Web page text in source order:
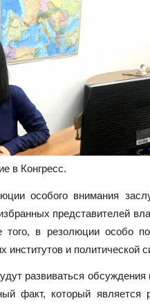
в Конгресс.
особого внимания
представителей
в резолюции особо
институтов и
развиваться
факт, который является